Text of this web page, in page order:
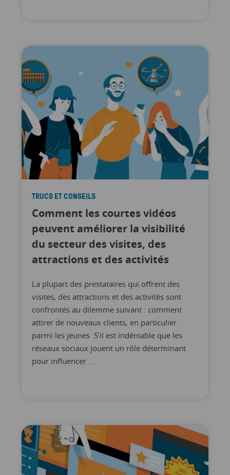
TRUCS ET CONSEILS
Comment les courtes vidéos
peuvent améliorer la visibilité
du secteur des visites, des
attractions et des activités
La plupart des prestataires qui offrent des
visites, des attractions et des activités sont
confrontés au dilemme suivant : comment
attirer de nouveaux clients, en particulier
parmi les jeunes S’il est indéniable que les
réseaux sociaux jouent un rôle déterminant
pour influencer ...